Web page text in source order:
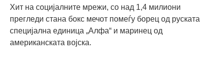
Хит на социјалните мрежи, со над 1,4 милиони
прегледи стана бокс мечот помеѓу борец од руската
специјална единица „Алфа“ и маринец од
американската војска.